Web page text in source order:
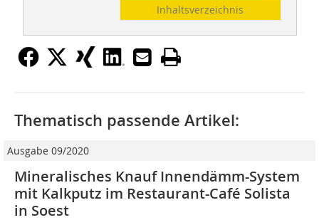
Inhaltsverzeichnis
Thematisch passende Artikel:
Ausgabe 09/2020
Mineralisches Knauf Innendämm-System
mit Kalkputz im Restaurant-Café Solista
in Soest